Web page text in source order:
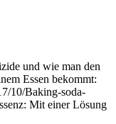
und wie man den
Essen bekommt:
10/Baking-soda-
Mit einer Lösung